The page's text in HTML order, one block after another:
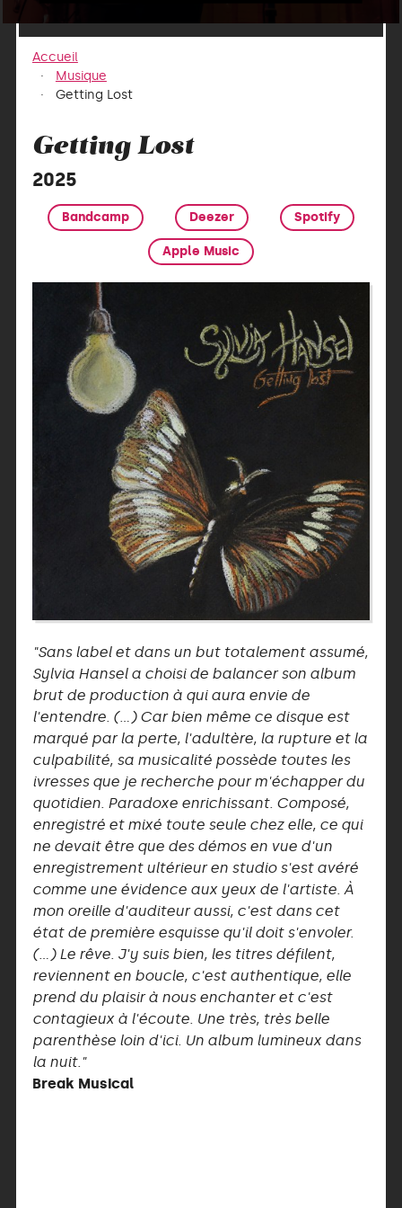
Accueil
Musique
Getting Lost
Getting Lost
2025
Bandcamp Deezer Spotify
Apple Music
"Sans label et dans un but totalement assumé,
Sylvia Hansel a choisi de balancer son album
brut de production à qui aura envie de
l'entendre. (…) Car bien même ce disque est
marqué par la perte, l'adultère, la rupture et la
culpabilité, sa musicalité possède toutes les
ivresses que je recherche pour m'échapper du
quotidien. Paradoxe enrichissant. Composé,
enregistré et mixé toute seule chez elle, ce qui
ne devait être que des démos en vue d'un
enregistrement ultérieur en studio s'est avéré
comme une évidence aux yeux de l'artiste. À
mon oreille d'auditeur aussi, c'est dans cet
état de première esquisse qu'il doit s'envoler.
(…) Le rêve. J'y suis bien, les titres défilent,
reviennent en boucle, c'est authentique, elle
prend du plaisir à nous enchanter et c'est
contagieux à l'écoute. Une très, très belle
parenthèse loin d'ici. Un album lumineux dans
la nuit."
Break Musical